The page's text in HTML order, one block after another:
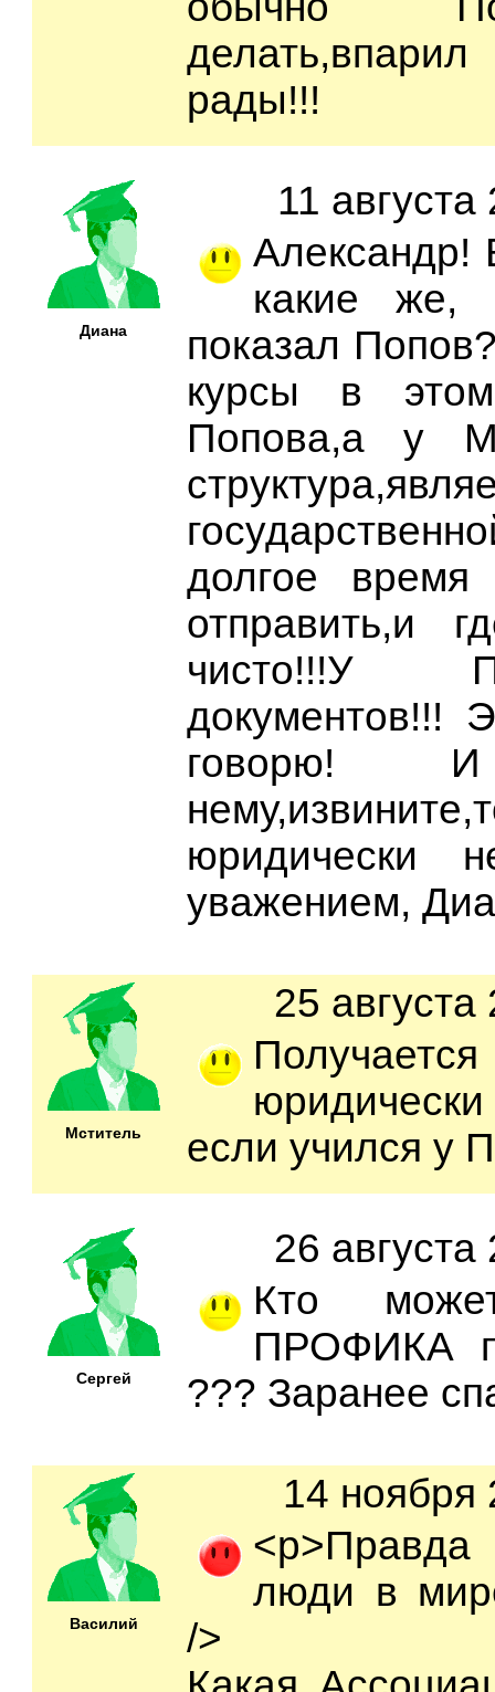
рады!!!
Диана
11
Александр!
какие же,
показал
курсы в
Попова,а у
долгое время
отправить,и
чисто!!!У
документов!!!
юридически
уважением,
Мститель
25
если учился у
Сергей
26
Кто
ПРОФИКА
??? Заранее
Василий
14 ноября
люди в
/>